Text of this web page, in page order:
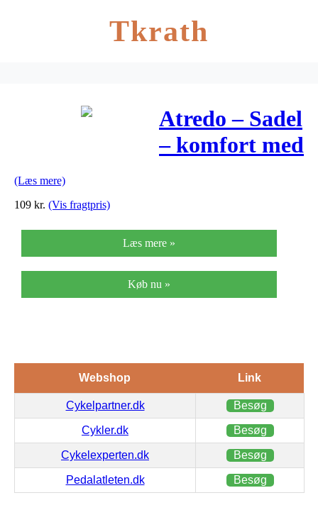
Tkrath
Atredo – Sadel
– komfort med
Base – Sort
(Læs mere)
109 kr. (Vis fragtpris)
Læs mere »
Køb nu »
Webshop Link
Cykelpartner.dk Besøg
Cykler.dk Besøg
Cykelexperten.dk Besøg
Pedalatleten.dk Besøg